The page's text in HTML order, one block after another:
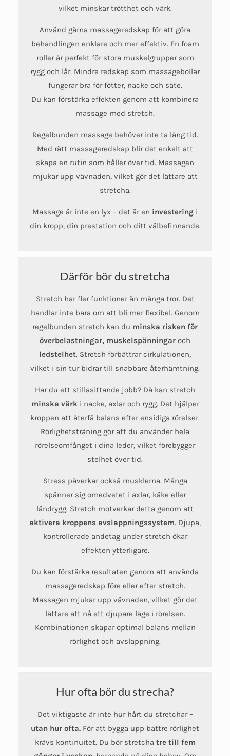
vilket minskar trötthet och värk.
Använd gärna massageredskap för att göra
behandlingen enklare och mer effektiv. En foam
roller är perfekt för stora muskelgrupper som
rygg och lår. Mindre redskap som massagebollar
fungerar bra för fötter, nacke och säte.
Du kan förstärka effekten genom att kombinera
massage med stretch.
Regelbunden massage behöver inte ta lång tid.
Med rätt massageredskap blir det enkelt att
skapa en rutin som håller över tid. Massagen
mjukar upp vävnaden, vilket gör det lättare att
stretcha.
Massage är inte en lyx – det är en investering i
din kropp, din prestation och ditt välbefinnande.
Därför bör du stretcha
Stretch har fler funktioner än många tror. Det
handlar inte bara om att bli mer flexibel. Genom
regelbunden stretch kan du minska risken för
överbelastningar, muskelspänningar och
ledstelhet. Stretch förbättrar cirkulationen,
vilket i sin tur bidrar till snabbare återhämtning.
Har du ett stillasittande jobb? Då kan stretch
minska värki nacke, axlar och rygg. Det hjälper
kroppen att återfå balans efter ensidiga rörelser.
Rörlighetsträning gör att du använder hela
rörelseomfånget i dina leder, vilket förebygger
stelhet över tid.
Stress påverkar också musklerna. Många
spänner sig omedvetet i axlar, käke eller
ländrygg. Stretch motverkar detta genom att
aktivera kroppens avslappningssystem. Djupa,
kontrollerade andetag under stretch ökar
effekten ytterligare.
Du kan förstärka resultaten genom att använda
massageredskap före eller efter stretch.
Massagen mjukar upp vävnaden, vilket gör det
lättare att nå ett djupare läge i rörelsen.
Kombinationen skapar optimal balans mellan
rörlighet och avslappning.
Hur ofta bör du strecha?
Det viktigaste är inte hur hårt du stretchar –
utan hur ofta. För att bygga upp bättre rörlighet
krävs kontinuitet. Du bör stretcha tre till fem